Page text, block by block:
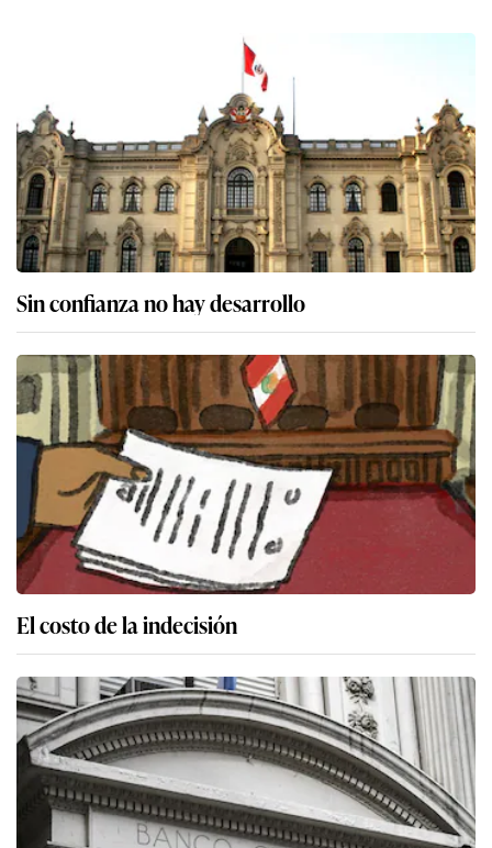
Sin confianza no hay desarrollo
El costo de la indecisión